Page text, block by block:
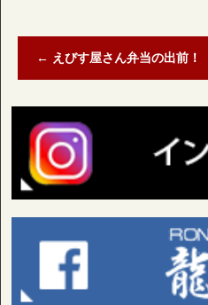
← えびす屋さん弁当の出前！